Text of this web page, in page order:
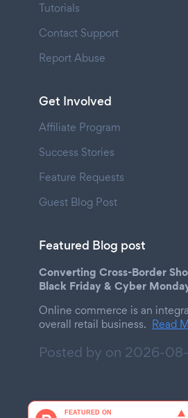
Tutorials
Contact Support
Report Abuse
Get Involved
Affiliate Program
Success Stories
Feature Requests
Guest Blog Post
Featured Blog post
Converting Cross-Border
Black Friday & Cyber
Online commerce is an
overall retail business. Read
Posted by on 2026-